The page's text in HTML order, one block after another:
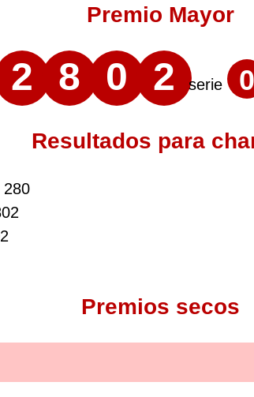
Premio Mayor
2 8 0 2 serie 0
Resultados para
280
Premios secos